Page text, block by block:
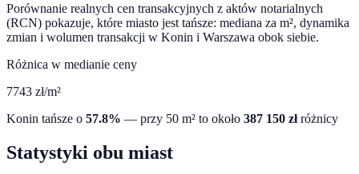
Porównanie realnych cen transakcyjnych z aktów notarialnych
(RCN) pokazuje, które miasto jest tańsze: mediana za m², dynamika
zmian i wolumen transakcji w Konin i Warszawa obok siebie.
Różnica w medianie ceny
7743 zł/m²
Konin tańsze o 57.8% — przy 50 m² to około 387 150 złróżnicy
Statystyki obu miast